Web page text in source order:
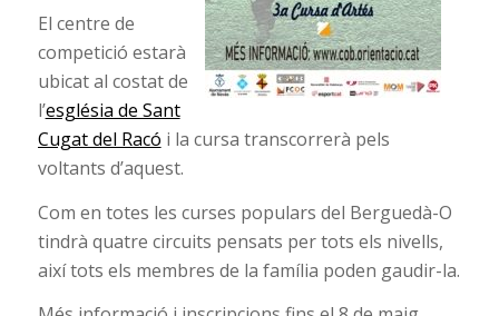
El centre de
competició estarà
ubicat al costat de
l’església de Sant
Cugat del Racó i la cursa transcorrerà pels
voltants d’aquest.
Com en totes les curses populars del Berguedà-O
tindrà quatre circuits pensats per tots els nivells,
així tots els membres de la família poden gaudir-la.